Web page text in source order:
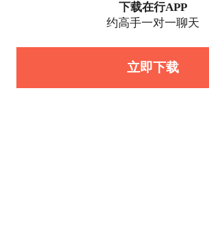
下载在行APP
约高手一对一聊天
立即下载